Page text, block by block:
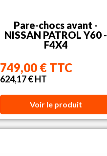
Pare-chocs avant -
NISSAN PATROL Y60 -
F4X4
749,00 € TTC
624,17 € HT
Voir le produit